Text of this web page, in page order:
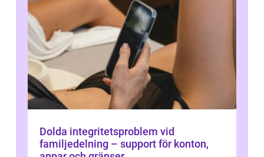
Dolda integritetsproblem vid
familjedelning – support för konton,